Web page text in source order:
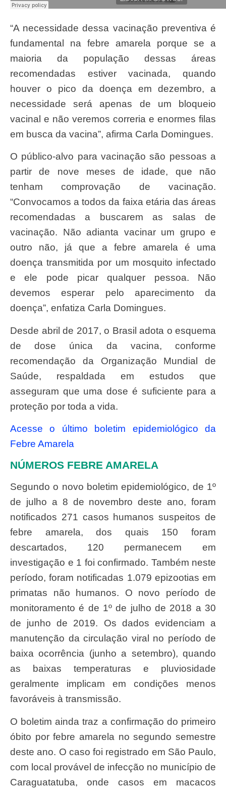
“A necessidade dessa vacinação preventiva é
fundamental na febre amarela porque se a
maioria da população dessas áreas
recomendadas estiver vacinada, quando
houver o pico da doença em dezembro, a
necessidade será apenas de um bloqueio
vacinal e não veremos correria e enormes filas
em busca da vacina”, afirma Carla Domingues.
O público-alvo para vacinação são pessoas a
partir de nove meses de idade, que não
tenham comprovação de vacinação.
“Convocamos a todos da faixa etária das áreas
recomendadas a buscarem as salas de
vacinação. Não adianta vacinar um grupo e
outro não, já que a febre amarela é uma
doença transmitida por um mosquito infectado
e ele pode picar qualquer pessoa. Não
devemos esperar pelo aparecimento da
doença”, enfatiza Carla Domingues.
Desde abril de 2017, o Brasil adota o esquema
de dose única da vacina, conforme
recomendação da Organização Mundial de
Saúde, respaldada em estudos que
asseguram que uma dose é suficiente para a
proteção por toda a vida.
Acesse o último boletim epidemiológico da
Febre Amarela
NÚMEROS FEBRE AMARELA
Segundo o novo boletim epidemiológico, de 1º
de julho a 8 de novembro deste ano, foram
notificados 271 casos humanos suspeitos de
febre amarela, dos quais 150 foram
descartados, 120 permanecem em
investigação e 1 foi confirmado. Também neste
período, foram notificadas 1.079 epizootias em
primatas não humanos. O novo período de
monitoramento é de 1º de julho de 2018 a 30
de junho de 2019. Os dados evidenciam a
manutenção da circulação viral no período de
baixa ocorrência (junho a setembro), quando
as baixas temperaturas e pluviosidade
geralmente implicam em condições menos
favoráveis à transmissão.
O boletim ainda traz a confirmação do primeiro
óbito por febre amarela no segundo semestre
deste ano. O caso foi registrado em São Paulo,
com local provável de infecção no município de
Caraguatatuba, onde casos em macacos